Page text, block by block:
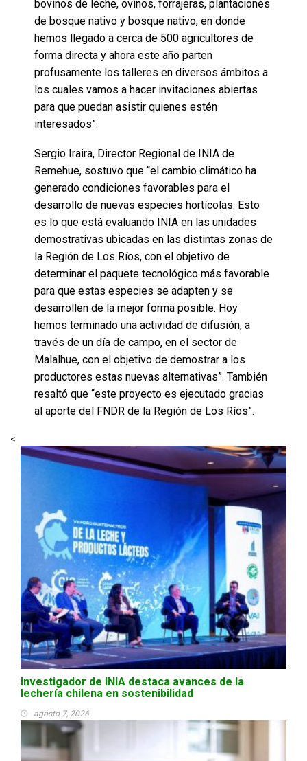
bovinos de leche, ovinos, forrajeras, plantaciones
de bosque nativo y bosque nativo, en donde
hemos llegado a cerca de 500 agricultores de
forma directa y ahora este año parten
profusamente los talleres en diversos ámbitos a
los cuales vamos a hacer invitaciones abiertas
para que puedan asistir quienes estén
interesados”.
Sergio Iraira, Director Regional de INIA de
Remehue, sostuvo que “el cambio climático ha
generado condiciones favorables para el
desarrollo de nuevas especies hortícolas. Esto
es lo que está evaluando INIA en las unidades
demostrativas ubicadas en las distintas zonas de
la Región de Los Ríos, con el objetivo de
determinar el paquete tecnológico más favorable
para que estas especies se adapten y se
desarrollen de la mejor forma posible. Hoy
hemos terminado una actividad de difusión, a
través de un día de campo, en el sector de
Malalhue, con el objetivo de demostrar a los
productores estas nuevas alternativas”. También
resaltó que “este proyecto es ejecutado gracias
al aporte del FNDR de la Región de Los Ríos”.
<
Investigador de INIA destaca avances de la
lechería chilena en sostenibilidad
agosto 7, 2026